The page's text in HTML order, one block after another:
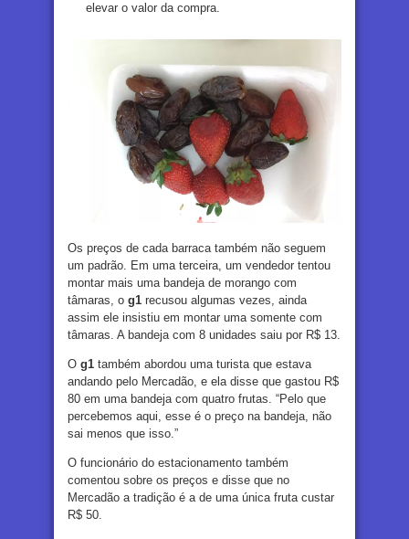
elevar o valor da compra.
Os preços de cada barraca também não seguem
um padrão. Em uma terceira, um vendedor tentou
montar mais uma bandeja de morango com
tâmaras, o g1 recusou algumas vezes, ainda
assim ele insistiu em montar uma somente com
tâmaras. A bandeja com 8 unidades saiu por R$ 13.
O g1 também abordou uma turista que estava
andando pelo Mercadão, e ela disse que gastou R$
80 em uma bandeja com quatro frutas. “Pelo que
percebemos aqui, esse é o preço na bandeja, não
sai menos que isso.”
O funcionário do estacionamento também
comentou sobre os preços e disse que no
Mercadão a tradição é a de uma única fruta custar
R$ 50.